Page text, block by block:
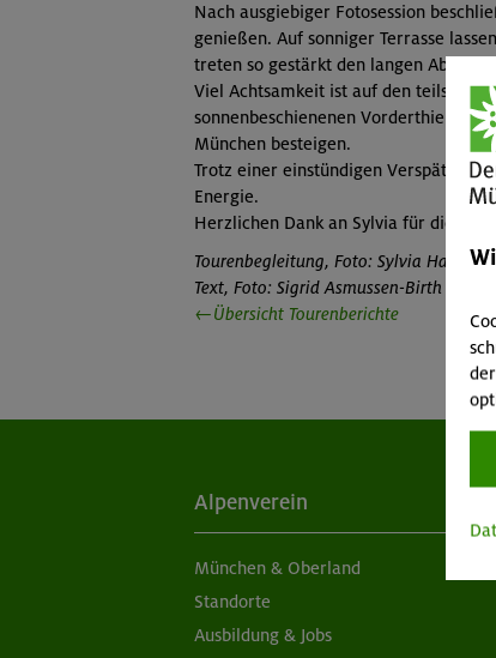
Nach ausgiebiger Fotosession
genießen. Auf sonniger Terrasse
treten so gestärkt den langen Abstieg
Viel Achtsamkeit ist auf den teils
sonnenbeschienenen Vorderthiersee,
München besteigen.
Trotz einer einstündigen Verspätung
Energie.
Herzlichen Dank an Sylvia für diesen
Tourenbegleitung, Foto: Sylvia Haaser-
Text, Foto: Sigrid Asmussen-Birth
←Übersicht Tourenberichte
Alpenverein
München & Oberland
Standorte
Ausbildung & Jobs